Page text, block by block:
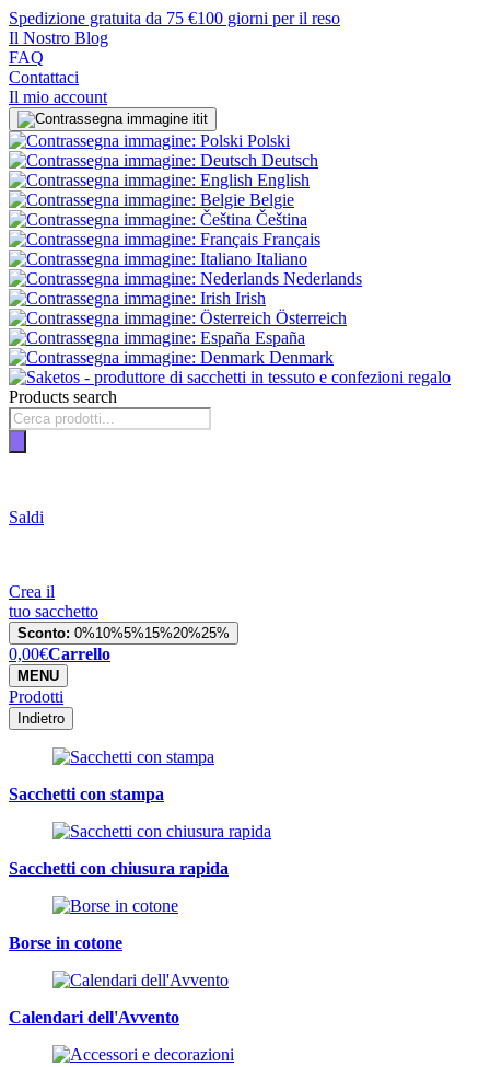
Spedizione gratuita da 75 €100 giorni per il reso
Il Nostro Blog
FAQ
Contattaci
Il mio account
it
Polski
Deutsch
English
Belgie
Čeština
Français
Italiano
Nederlands
Irish
Österreich
España
Denmark
Products search
Saldi
Crea il
tuo sacchetto
Sconto: 0%10%5%15%20%25%
0,00€Carrello
MENU
Prodotti
Indietro
Sacchetti con stampa
Sacchetti con chiusura rapida
Borse in cotone
Calendari dell'Avvento